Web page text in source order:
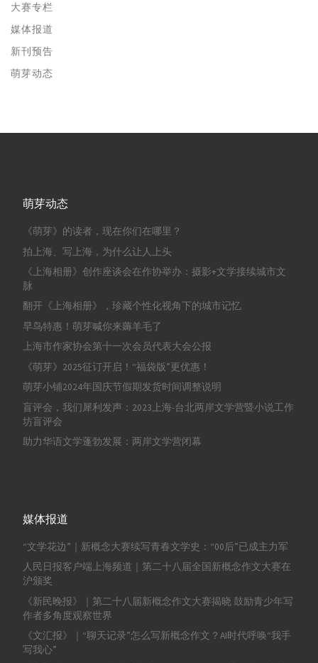
大赛专栏
媒体报道
新刊预告
萌芽动态
萌芽动态
《萌芽》的读者，现在你们在哪里？
拍上海、写上海，为什么让人上头
《上海相册》创作座谈会在作协举办：摄影+文学接续城市文
脉
翻开《上海相册》，珍藏个性化视角下的城市记忆
早鸟特惠！萌芽喊你来薅羊毛了
上海市作家协会第十一次会员代表大会公报
《萌芽》2025征订开启！“福袋版”更优惠！
萌芽小铺2024年国庆节假期发货时间调整说明
盲评会，我们犀利发声：2023上海-台北两岸文学营暨小说工作
坊盲评会
助力华语文学蓬勃发展：两岸文学营闭幕
媒体报道
“文学花边”｜新概念大赛续写青春文学史：“00后”已成主力军
人民日报客户端上海频道｜第二十八届全国新概念作文大赛在
沪颁奖
《新民晚报》｜第二十八届新概念作文大赛揭晓 鼓励青少年写
作者多角度观察世界
《文汇报》｜“聊天记录”怎么写新概念作文？AI时代呼唤“我手
写我心”